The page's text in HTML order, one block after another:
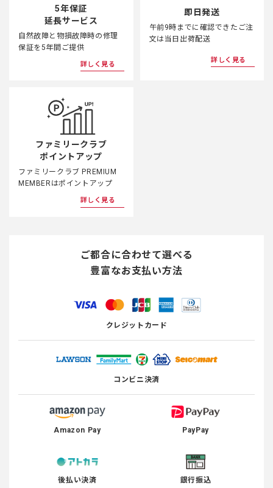
5年保証
延長サービス
自然故障と物損故障時の修理
保証を5年間ご提供
詳しく見る
即日発送
午前9時までに確認できたご注
文は当日出荷配送
詳しく見る
ファミリークラブ
ポイントアップ
ファミリークラブ PREMIUM
MEMBERはポイントアップ
詳しく見る
ご都合に合わせて選べる
豊富なお支払い方法
クレジットカード
コンビニ決済
Amazon Pay PayPay
後払い決済 銀行振込